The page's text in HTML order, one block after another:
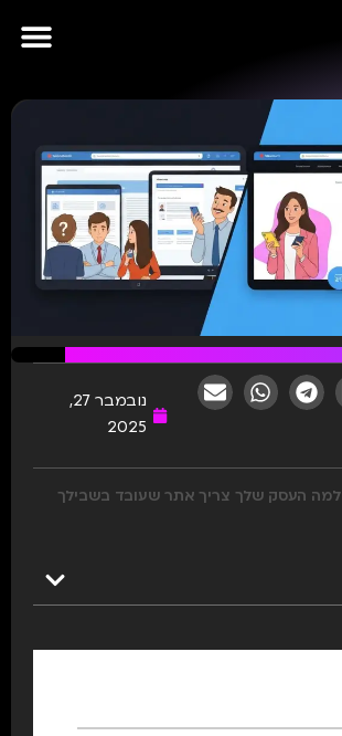
נובמבר 27,
2025
למה העסק שלך צריך אתר שעובד בשבילך